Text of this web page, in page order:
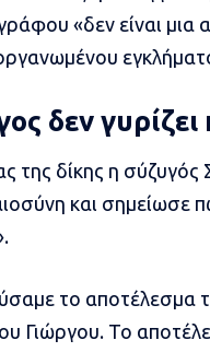
«δεν είναι
δεν
της δίκης η
και
το αποτέλεσμα
Γιώργου. Το